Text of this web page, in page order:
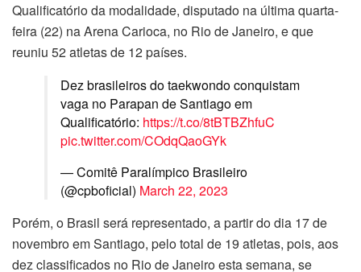
Qualificatório da modalidade, disputado na última quarta-
feira (22) na Arena Carioca, no Rio de Janeiro, e que
reuniu 52 atletas de 12 países.
Dez brasileiros do taekwondo conquistam
vaga no Parapan de Santiago em
Qualificatório: https://t.co/8tBTBZhfuC
pic.twitter.com/COdqQaoGYk
— Comitê Paralímpico Brasileiro
(@cpboficial) March 22, 2023
Porém, o Brasil será representado, a partir do dia 17 de
novembro em Santiago, pelo total de 19 atletas, pois, aos
dez classificados no Rio de Janeiro esta semana, se